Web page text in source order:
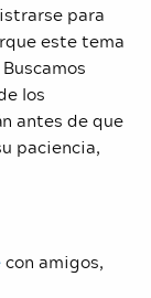
para
este tema
los
antes de que
paciencia,
con amigos,